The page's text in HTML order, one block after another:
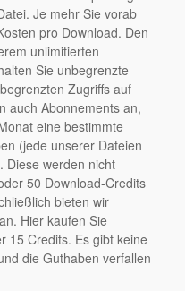
Je mehr Sie vorab
pro Download. Den
unlimitierten
Sie unbegrenzte
Zugriffs auf
auch Abonnements an,
eine bestimmte
(jede unserer Dateien
Diese werden nicht
50 Download-Credits
bieten wir
Hier kaufen Sie
15 Credits. Es gibt keine
die Guthaben verfallen